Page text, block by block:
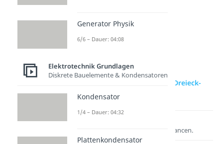
zur Videoseite: Stern- und Dreieck-
Schaltung bei Motoren
Entdecke hier deine Chancen.
Generator Physik
6/6 – Dauer: 04:08
Elektrotechnik Grundlagen
Diskrete Bauelemente & Kondensatoren
Kondensator
1/4 – Dauer: 04:32
Plattenkondensator